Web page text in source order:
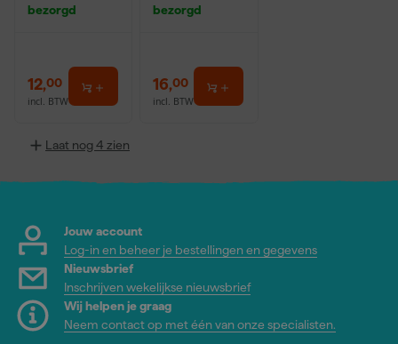
bezorgd
12,00
incl. BTW
bezorgd
16,00
incl. BTW
Laat nog 4 zien
Jouw account
Log-in en beheer je bestellingen en gegevens
Nieuwsbrief
Inschrijven wekelijkse nieuwsbrief
Wij helpen je graag
Neem contact op met één van onze specialisten.